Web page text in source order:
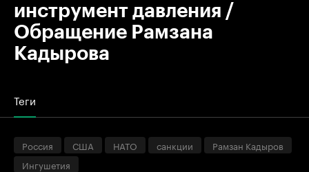
инструмент давления /
Обращение Рамзана
Кадырова
Теги
Россия США НАТО санкции
Рамзан Кадыров
Ингушетия